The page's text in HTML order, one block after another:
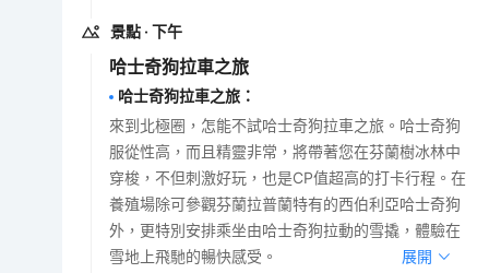
景點 · 下午
哈士奇狗拉車之旅
哈士奇狗拉車之旅 ：
來到北極圈，怎能不試哈士奇狗拉車之旅。哈士奇狗
服從性高，而且精靈非常，將帶著您在芬蘭樹冰林中
穿梭，不但刺激好玩，也是CP值超高的打卡行程。在
養殖場除可參觀芬蘭拉普蘭特有的西伯利亞哈士奇狗
外，更特別安排乘坐由哈士奇狗拉動的雪撬，體驗在
雪地上飛馳的暢快感受。
展開